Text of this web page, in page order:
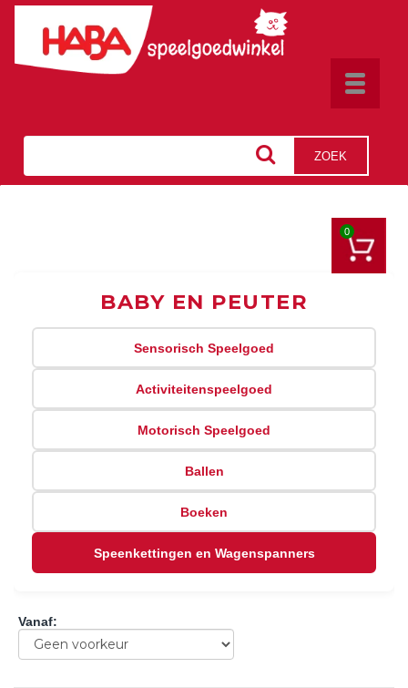
Toggle
ZOEK
0
BABY EN PEUTER
Sensorisch Speelgoed
Activiteitenspeelgoed
Motorisch Speelgoed
Ballen
Boeken
Speenkettingen en Wagenspanners
Vanaf: